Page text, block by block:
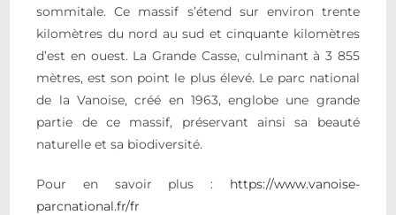
sommitale. Ce massif s’étend sur environ trente
kilomètres du nord au sud et cinquante kilomètres
d’est en ouest. La Grande Casse, culminant à 3 855
mètres, est son point le plus élevé. Le parc national
de la Vanoise, créé en 1963, englobe une grande
partie de ce massif, préservant ainsi sa beauté
naturelle et sa biodiversité.
Pour en savoir plus : https://www.vanoise-
parcnational.fr/fr